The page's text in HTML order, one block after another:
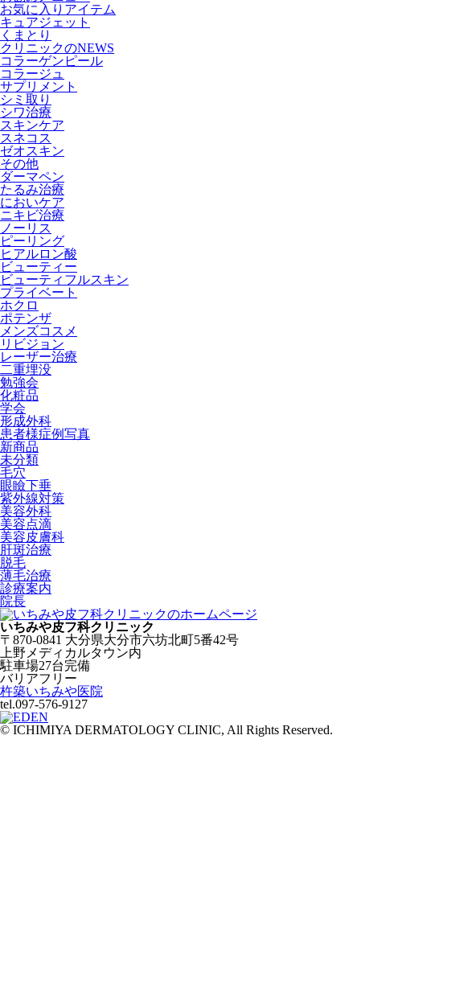
お気に入りアイテム
キュアジェット
くまとり
クリニックのNEWS
コラーゲンピール
コラージュ
サプリメント
シミ取り
シワ治療
スキンケア
スネコス
ゼオスキン
その他
ダーマペン
たるみ治療
においケア
ニキビ治療
ノーリス
ピーリング
ヒアルロン酸
ビューティー
ビューティフルスキン
プライベート
ホクロ
ポテンザ
メンズコスメ
リビジョン
レーザー治療
二重埋没
勉強会
化粧品
学会
形成外科
患者様症例写真
新商品
未分類
毛穴
眼瞼下垂
紫外線対策
美容外科
美容点滴
美容皮膚科
肝斑治療
脱毛
薄毛治療
診療案内
院長
いちみや皮フ科クリニック
〒870-0841 大分県大分市六坊北町5番42号
上野メディカルタウン内
駐車場27台完備
バリアフリー
杵築いちみや医院
tel.097-576-9127
© ICHIMIYA DERMATOLOGY CLINIC, All Rights Reserved.